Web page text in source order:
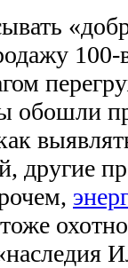
обошли
другие